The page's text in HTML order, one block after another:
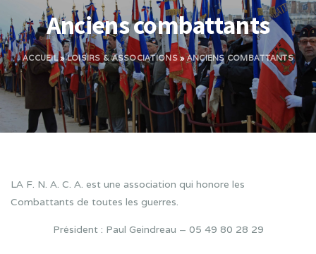
Anciens combattants
ACCUEIL»LOISIRS & ASSOCIATIONS»ANCIENS COMBATTANTS
LA F. N. A. C. A. est une association qui honore les
Combattants de toutes les guerres.
Président : Paul Geindreau – 05 49 80 28 29